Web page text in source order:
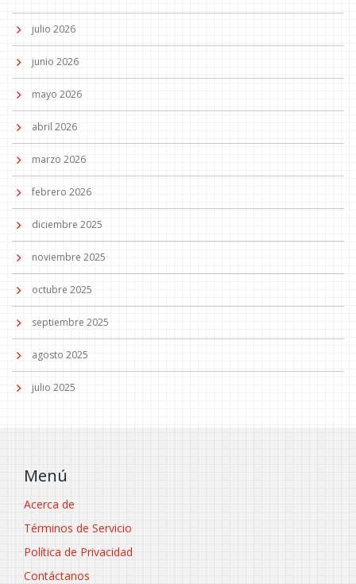
julio 2026
junio 2026
mayo 2026
abril 2026
marzo 2026
febrero 2026
diciembre 2025
noviembre 2025
octubre 2025
septiembre 2025
agosto 2025
julio 2025
Menú
Acerca de
Términos de Servicio
Política de Privacidad
Contáctanos